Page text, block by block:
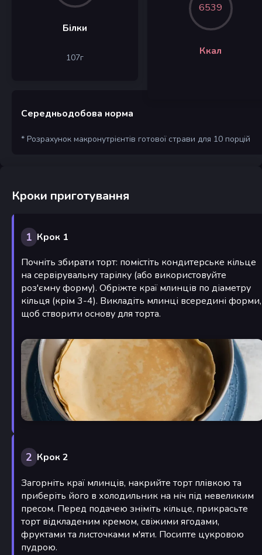
Білки
107г
6539
Ккал
Середньодобова норма
* Розрахунок макронутрієнтів готової страви для 10 порцій
Кроки приготування
1 Крок 1
Почніть збирати торт: помістіть кондитерське кільце
на сервірувальну тарілку (або використовуйте
роз'ємну форму). Обріжте краї млинців по діаметру
кільця (крім 3-4). Викладіть млинці всередині форми,
щоб створити основу для торта.
2 Крок 2
Загорніть краї млинців, накрийте торт плівкою та
приберіть його в холодильник на ніч під невеликим
пресом. Перед подачею зніміть кільце, прикрасьте
торт відкладеним кремом, свіжими ягодами,
фруктами та листочками м'яти. Посипте цукровою
пудрою.